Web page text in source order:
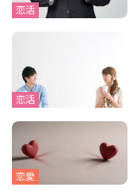
恋活
恋活
恋愛